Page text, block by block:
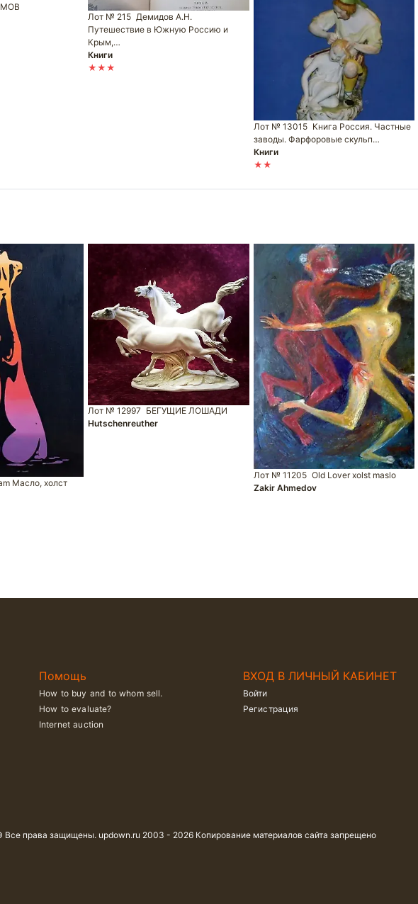
Лот № 215 Демидов А.Н.
Путешествие в Южную Россию и
Крым,…
Книги
★★★
Лот № 13015 Книга Россия. Частные
заводы. Фарфоровые скульп…
Книги
★★
Масло, холст
Лот № 12997 БЕГУЩИЕ ЛОШАДИ
Hutschenreuther
Лот № 11205 Old Lover xolst maslo
Zakir Ahmedov
Помощь
How to buy and to whom sell.
How to evaluate?
Internet auction
ВХОД В ЛИЧНЫЙ КАБИНЕТ
Войти
Регистрация
Все права защищены. updown.ru 2003 - 2026 Копирование материалов сайта запрещено